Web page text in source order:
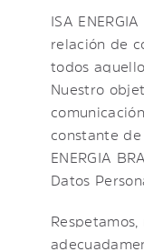
ISA
relación de
todos
Nuestro
constante
ENERGIA
Datos